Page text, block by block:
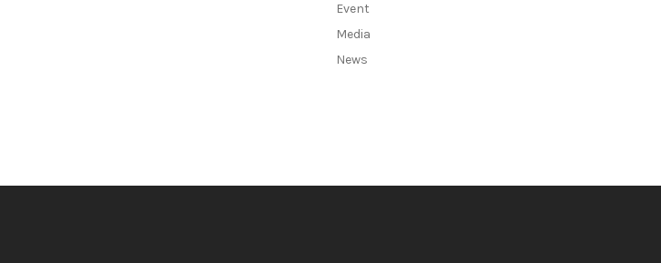
Event
Media
News